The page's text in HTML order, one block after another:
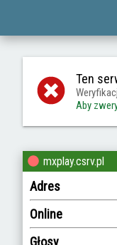
Ten
Aby
mxplay.csrv.pl
Adres
Online
Głosy